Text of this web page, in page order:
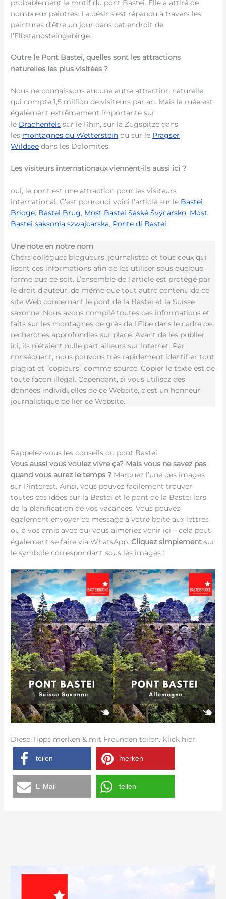
probablement le motif du pont Bastei. Elle a attiré de
nombreux peintres. Le désir s’est répandu à travers les
peintures d’être un jour dans cet endroit de
l’Elbstandsteingebirge.
Outre le Pont Bastei, quelles sont les attractions
naturelles les plus visitées ?
Nous ne connaissons aucune autre attraction naturelle
qui compte 1,5 million de visiteurs par an. Mais la ruée est
également extrêmement importante sur
le Drachenfels sur le Rhin, sur la Zugspitze dans
les montagnes du Wetterstein ou sur le Pragser
Wildsee dans les Dolomites.
Les visiteurs internationaux viennent-ils aussi ici ?
oui, le pont est une attraction pour les visiteurs
international. C’est pourquoi voici l’article sur le Bastei
Bridge, Bastei Brug, Most Bastei Saské Švýcarsko, Most
Bastei saksonia szwajcarska, Ponte di Bastei.
Une note en notre nom
Chers collègues blogueurs, journalistes et tous ceux qui
lisent ces informations afin de les utiliser sous quelque
forme que ce soit. L’ensemble de l’article est protégé par
le droit d’auteur, de même que tout autre contenu de ce
site Web concernant le pont de la Bastei et la Suisse
saxonne. Nous avons compilé toutes ces informations et
faits sur les montagnes de grès de l’Elbe dans le cadre de
recherches approfondies sur place. Avant de les publier
ici, ils n’étaient nulle part ailleurs sur Internet. Par
conséquent, nous pouvons très rapidement identifier tout
plagiat et “copieurs” comme source. Copier le texte est de
toute façon illégal. Cependant, si vous utilisez des
données individuelles de ce Website, c’est un honneur
journalistique de lier ce Website.
Rappelez-vous les conseils du pont Bastei
Vous aussi vous voulez vivre ça? Mais vous ne savez pas
quand vous aurez le temps ? Marquez l’une des images
sur Pinterest. Ainsi, vous pouvez facilement trouver
toutes ces idées sur la Bastei et le pont de la Bastei lors
de la planification de vos vacances. Vous pouvez
également envoyer ce message à votre boîte aux lettres
ou à vos amis avec qui vous aimeriez venir ici – cela peut
également se faire via WhatsApp.Cliquez simplement sur
le symbole correspondant sous les images :
Diese Tipps merken & mit Freunden teilen. Klick hier:
teilen merken
E-Mail teilen